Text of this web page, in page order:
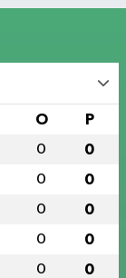
O P
0 0
0 0
0 0
0 0
0 0